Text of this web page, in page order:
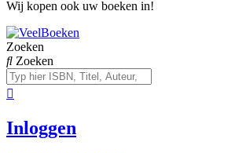
Wij kopen ook uw boeken in!
Zoeken
Zoeken
Inloggen